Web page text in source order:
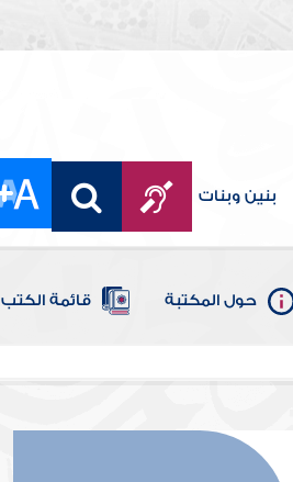
بنين وبنات
حول المكتبة قائمة الكتب